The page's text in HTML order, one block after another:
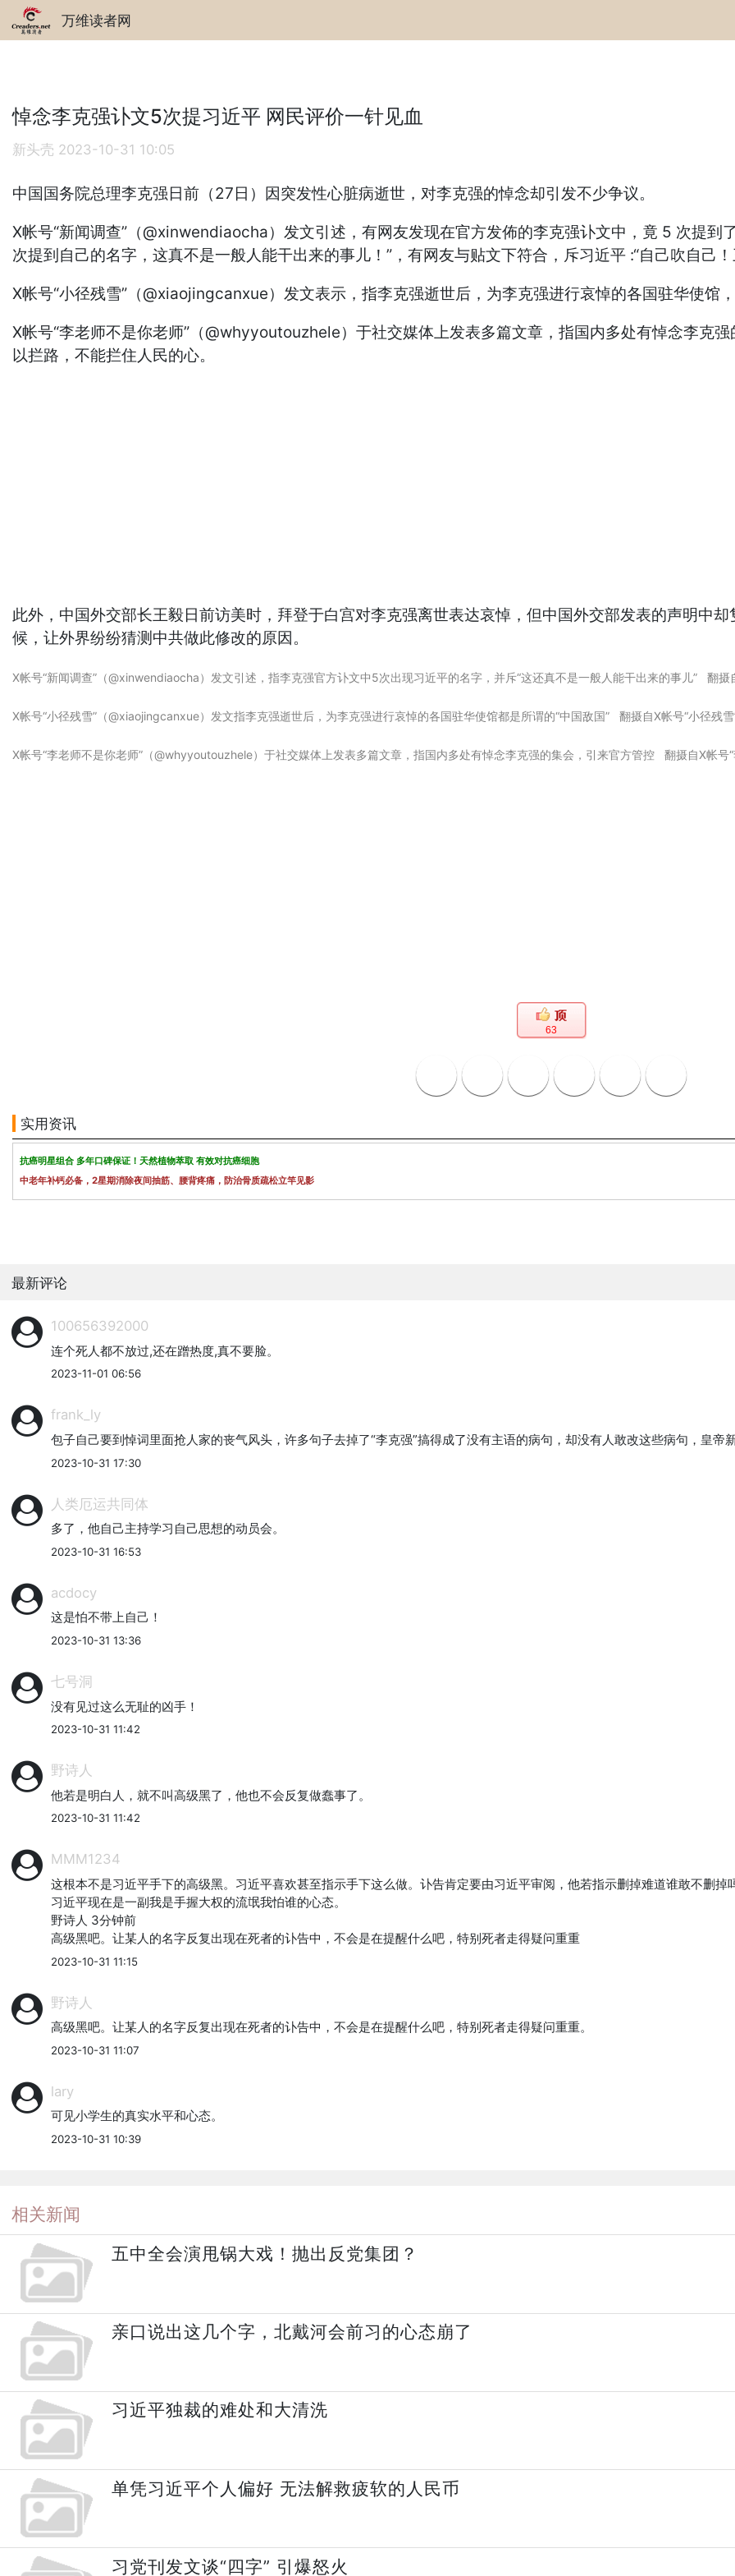
万维读者网
悼念李克强讣文5次提习近平 网民评价一针见血
新头壳 2023-10-31 10:05
中国国务院总理李克强日前（27日）因突发性心脏病逝世，对李克强的悼念却引发不少争议。
X帐号“新闻调查”（@xinwendiaocha）发文引述，有网友发现在官方发佈的李克强讣文中，竟 5 次提到
次提到自己的名字，这真不是一般人能干出来的事儿！”，有网友与贴文下符合，斥习近平 :“自己吹自己
X帐号“小径残雪”（@xiaojingcanxue）发文表示，指李克强逝世后，为李克强进行哀悼的各国驻华使馆
X帐号“李老师不是你老师”（@whyyoutouzhele）于社交媒体上发表多篇文章，指国内多处有悼念李克
以拦路，不能拦住人民的心。
此外，中国外交部长王毅日前访美时，拜登于白宫对李克强离世表达哀悼，但中国外交部发表的声明中
候，让外界纷纷猜测中共做此修改的原因。
X帐号“新闻调查”（@xinwendiaocha）发文引述，指李克强官方讣文中5次出现习近平的名字，并斥“这还真不是一般人能干出来的事儿” 翻摄
X帐号“小径残雪”（@xiaojingcanxue）发文指李克强逝世后，为李克强进行哀悼的各国驻华使馆都是所谓的“中国敌国” 翻摄自X帐号“小径残雪
X帐号“李老师不是你老师”（@whyyoutouzhele）于社交媒体上发表多篇文章，指国内多处有悼念李克强的集会，引来官方管控 翻摄自X帐号
63
实用资讯
抗癌明星组合 多年口碑保证！天然植物萃取 有效对抗癌细胞
中老年补钙必备，2星期消除夜间抽筋、腰背疼痛，防治骨质疏松立竿见影
最新评论
100656392000
连个死人都不放过,还在蹭热度,真不要脸。
2023-11-01 06:56
frank_ly
包子自己要到悼词里面抢人家的丧气风头，许多句子去掉了“李克强”搞得成了没有主语的病句，却没有人敢改这些病句，皇帝新
2023-10-31 17:30
人类厄运共同体
多了，他自己主持学习自己思想的动员会。
2023-10-31 16:53
acdocy
这是怕不带上自己！
2023-10-31 13:36
七号洞
没有见过这么无耻的凶手！
2023-10-31 11:42
野诗人
他若是明白人，就不叫高级黑了，他也不会反复做蠢事了。
2023-10-31 11:42
MMM1234
这根本不是习近平手下的高级黑。习近平喜欢甚至指示手下这么做。讣告肯定要由习近平审阅，他若指示删掉难道谁敢不删掉吗
习近平现在是一副我是手握大权的流氓我怕谁的心态。
野诗人 3分钟前
高级黑吧。让某人的名字反复出现在死者的讣告中，不会是在提醒什么吧，特别死者走得疑问重重
2023-10-31 11:15
野诗人
高级黑吧。让某人的名字反复出现在死者的讣告中，不会是在提醒什么吧，特别死者走得疑问重重。
2023-10-31 11:07
lary
可见小学生的真实水平和心态。
2023-10-31 10:39
相关新闻
五中全会演甩锅大戏！抛出反党集团？
亲口说出这几个字，北戴河会前习的心态崩了
习近平独裁的难处和大清洗
单凭习近平个人偏好 无法解救疲软的人民币
习党刊发文谈“四字” 引爆怒火